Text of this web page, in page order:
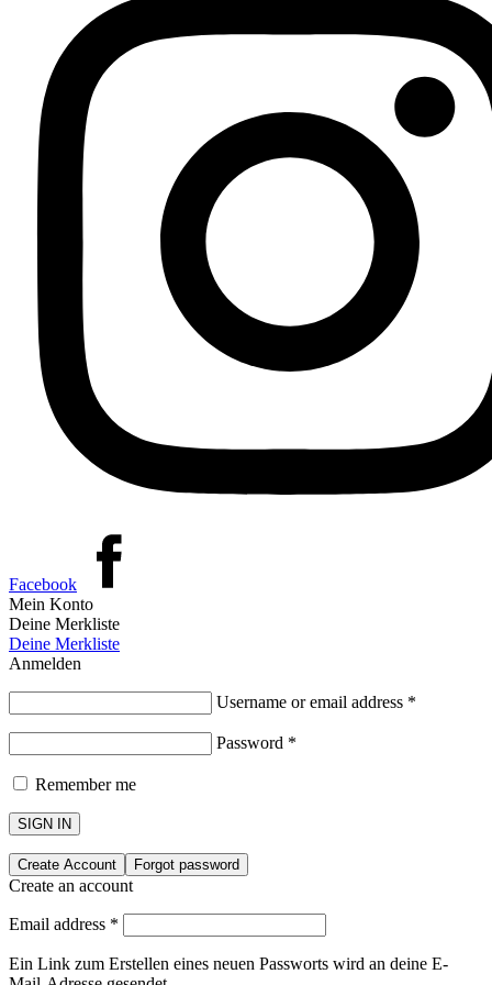
Facebook
Mein Konto
Deine Merkliste
Deine Merkliste
Anmelden
Username or email address *
Password *
Remember me
SIGN IN
Create Account Forgot password
Create an account
Email address *
Ein Link zum Erstellen eines neuen Passworts wird an deine E-